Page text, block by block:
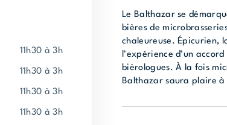
11h30 à 3h
11h30 à 3h
11h30 à 3h
11h30 à 3h
Le Balthazar se
bières de
chaleureuse. Épicurien,
l’expérience d’un
bièrologues. À la fois
Balthazar saura plaire à